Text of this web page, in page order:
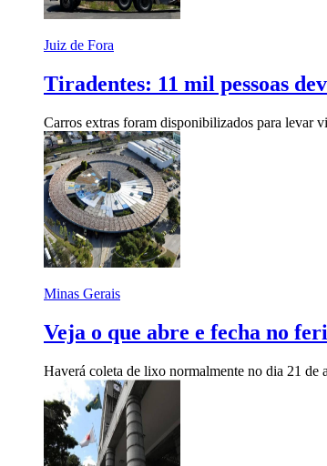
Juiz de Fora
Tiradentes: 11 mil pessoas
Carros extras foram disponibilizados para levar
Minas Gerais
Veja o que abre e fecha no
Haverá coleta de lixo normalmente no dia 21 de